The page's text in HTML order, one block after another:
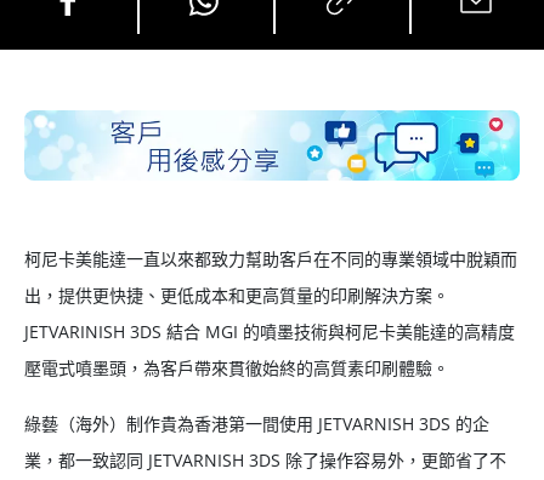
柯尼卡美能達一直以來都致力幫助客戶在不同的專業領域中脫穎而
出，提供更快捷、更低成本和更高質量的印刷解決方案。
JETVARINISH 3DS 結合 MGI 的噴墨技術與柯尼卡美能達的高精度
壓電式噴墨頭，為客戶帶來貫徹始終的高質素印刷體驗。
綠藝（海外）制作貴為香港第一間使用 JETVARNISH 3DS 的企
業，都一致認同 JETVARNISH 3DS 除了操作容易外，更節省了不